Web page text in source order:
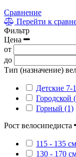
Сравнение
Перейти к
Фильтр
Цена
от
до
Тип (назначение)
Детские 7-
Городской
Горный (1)
Рост велосипедиста
115 - 135
130 - 170